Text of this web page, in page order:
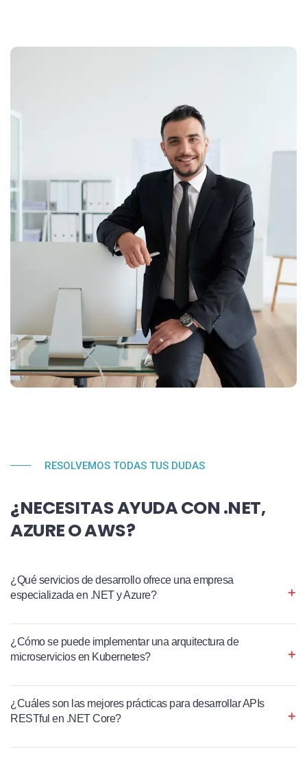
RESOLVEMOS TODAS TUS DUDAS
¿NECESITAS AYUDA CON .NET,
AZURE O AWS?
¿Qué servicios de desarrollo ofrece una empresa
especializada en .NET y Azure?
¿Cómo se puede implementar una arquitectura de
microservicios en Kubernetes?
¿Cuáles son las mejores prácticas para desarrollar APIs
RESTful en .NET Core?